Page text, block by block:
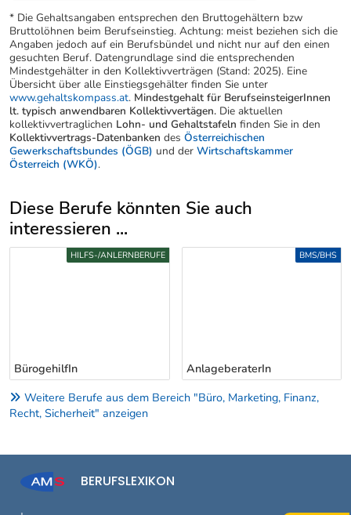
* Die Gehaltsangaben entsprechen den Bruttogehältern bzw
Bruttolöhnen beim Berufseinstieg. Achtung: meist beziehen sich die
Angaben jedoch auf ein Berufsbündel und nicht nur auf den einen
gesuchten Beruf. Datengrundlage sind die entsprechenden
Mindestgehälter in den Kollektivverträgen (Stand: 2025). Eine
Übersicht über alle Einstiegsgehälter finden Sie unter
www.gehaltskompass.at. Mindestgehalt für BerufseinsteigerInnen
lt. typisch anwendbaren Kollektivvertägen. Die aktuellen
kollektivvertraglichen Lohn- und Gehaltstafeln finden Sie in den
Kollektivvertrags-Datenbanken des Österreichischen
Gewerkschaftsbundes (ÖGB) und der Wirtschaftskammer
Österreich (WKÖ).
Diese Berufe könnten Sie auch
interessieren ...
Uber weitere Berufsvorschläge
BürogehilfIn
HILFS-/ANLERNBERUFE
AnlageberaterIn
BMS/BHS
Weitere Berufe aus dem Bereich "Büro, Marketing, Finanz,
Recht, Sicherheit" anzeigen
BERUFSLEXIKON